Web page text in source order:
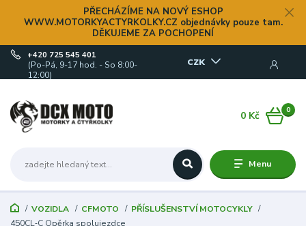
PŘECHÁZÍME NA NOVÝ ESHOP
WWW.MOTORKYACTYRKOLKY.CZ objednávky pouze tam.
DĚKUJEME ZA POCHOPENÍ
Menu
CZK
+420 725 545 401
(Po-Pá, 9-17 hod. - So 8:00-
12:00)
0
0 Kč
VOZIDLA CFMOTO
PŘÍSLUŠENSTVÍ MOTOCYKLY
450CL‑C Opěrka spolujezdce